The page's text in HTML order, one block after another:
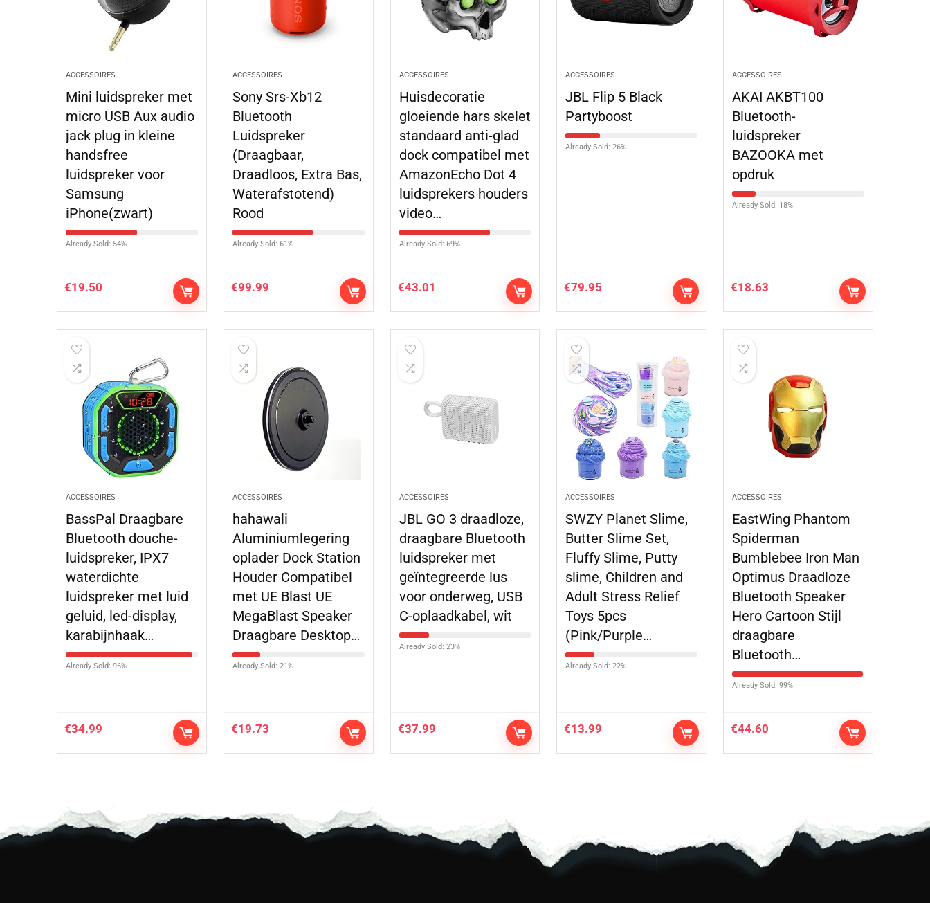
ACCESSOIRES
Mini luidspreker met
micro USB Aux audio
jack plug in kleine
handsfree
luidspreker voor
Samsung
iPhone(zwart)
Already Sold: 54%
€19.50
ACCESSOIRES
Sony Srs-Xb12
Bluetooth
Luidspreker
(Draagbaar,
Draadloos, Extra Bas,
Waterafstotend)
Rood
Already Sold: 61%
€99.99
ACCESSOIRES
Huisdecoratie
gloeiende hars skelet
standaard anti-glad
dock compatibel met
AmazonEcho Dot 4
luidsprekers houders
video…
Already Sold: 69%
€43.01
ACCESSOIRES
JBL Flip 5 Black
Partyboost
Already Sold: 26%
€79.95
ACCESSOIRES
AKAI AKBT100
Bluetooth-
luidspreker
BAZOOKA met
opdruk
Already Sold: 18%
€18.63
ACCESSOIRES
BassPal Draagbare
Bluetooth douche-
luidspreker, IPX7
waterdichte
luidspreker met luid
geluid, led-display,
karabijnhaak…
Already Sold: 96%
€34.99
ACCESSOIRES
hahawali
Aluminiumlegering
oplader Dock Station
Houder Compatibel
met UE Blast UE
MegaBlast Speaker
Draagbare Desktop…
Already Sold: 21%
€19.73
ACCESSOIRES
JBL GO 3 draadloze,
draagbare Bluetooth
luidspreker met
geïntegreerde lus
voor onderweg, USB
C-oplaadkabel, wit
Already Sold: 23%
€37.99
ACCESSOIRES
SWZY Planet Slime,
Butter Slime Set,
Fluffy Slime, Putty
slime, Children and
Adult Stress Relief
Toys 5pcs
(Pink/Purple…
Already Sold: 22%
€13.99
ACCESSOIRES
EastWing Phantom
Spiderman
Bumblebee Iron Man
Optimus Draadloze
Bluetooth Speaker
Hero Cartoon Stijl
draagbare
Bluetooth…
Already Sold: 99%
€44.60